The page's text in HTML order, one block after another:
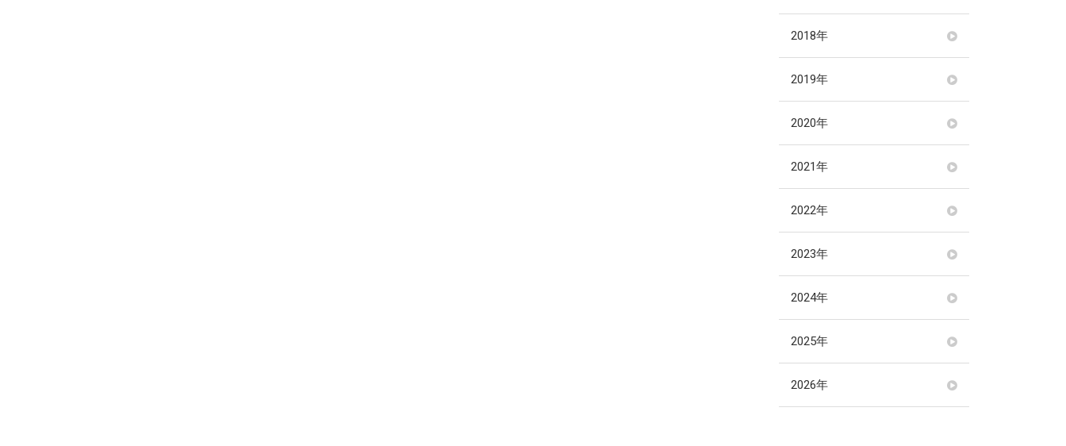
2018年
2019年
2020年
2021年
2022年
2023年
2024年
2025年
2026年